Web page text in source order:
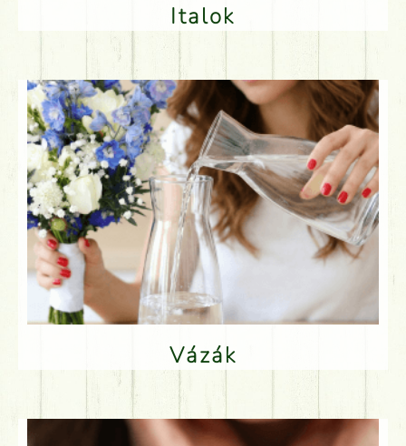
Italok
Vázák